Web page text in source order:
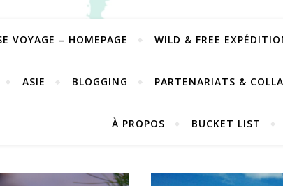
VOYAGE – HOMEPAGE WILD & FREE
ASIE BLOGGING PARTENARIATS &
À PROPOS BUCKET LIST